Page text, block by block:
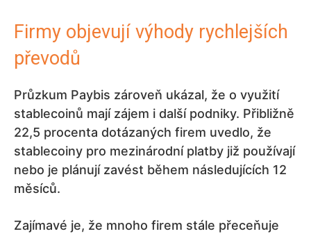
Firmy objevují výhody rychlejších
převodů
Průzkum Paybis zároveň ukázal, že o využití
stablecoinů mají zájem i další podniky. Přibližně
22,5 procenta dotázaných firem uvedlo, že
stablecoiny pro mezinárodní platby již používají
nebo je plánují zavést během následujících 12
měsíců.
Zajímavé je, že mnoho firem stále přeceňuje